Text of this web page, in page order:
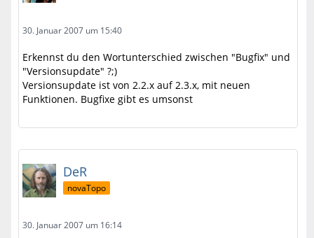
30. Januar 2007 um 15:40
Erkennst du den Wortunterschied zwischen "Bugfix" und
"Versionsupdate" ?;)
Versionsupdate ist von 2.2.x auf 2.3.x, mit neuen
Funktionen. Bugfixe gibt es umsonst
DeR
novaTopo
30. Januar 2007 um 16:14